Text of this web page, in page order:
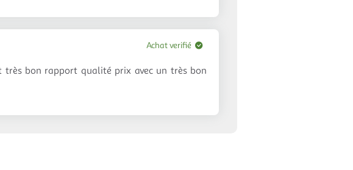
très bon rapport qualité prix avec un très bon
Achat verifié